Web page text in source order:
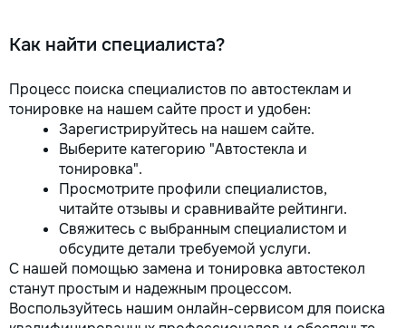
Как найти специалиста?
Процесс поиска специалистов по автостеклам и
тонировке на нашем сайте прост и удобен:
Зарегистрируйтесь на нашем сайте.
Выберите категорию "Автостекла и
тонировка".
Просмотрите профили специалистов,
читайте отзывы и сравнивайте рейтинги.
Свяжитесь с выбранным специалистом и
обсудите детали требуемой услуги.
С нашей помощью замена и тонировка автостекол
станут простым и надежным процессом.
Воспользуйтесь нашим онлайн-сервисом для поиска